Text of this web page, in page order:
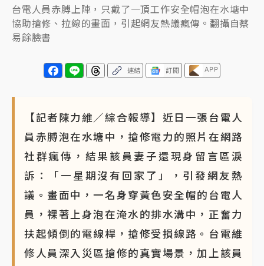
台電人員赤膊上陣，只戴了一頂工作安全帽泡在水塘中
協助搶修、拉線的畫面，引起網友熱議瘋傳。翻攝自蔡
易餘臉書
連結 訂閱 APP
【記者陳力維／綜合報導】近日一張台電人
員赤膊泡在水塘中，搶修電力的照片在網路
社群瘋傳，結果該員妻子還現身留言區淚
訴：「一星期沒有回家了」，引發網友熱
議。畫面中，一名身穿黃色安全帽的台電人
員，裸著上身泡在淹水的排水溝中，正奮力
扶起傾倒的電線桿，搶修受損線路。台電維
修人員深入災區搶修的真實場景，加上該員